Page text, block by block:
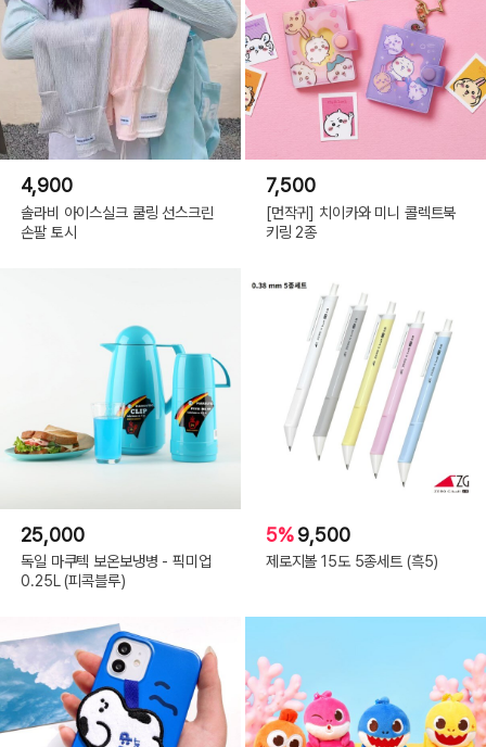
4,900
솔라비 아이스실크 쿨링 선스크린
손팔 토시
7,500
[먼작귀] 치이카와 미니 콜렉트북
키링 2종
25,000
독일 마쿠텍 보온보냉병 - 픽미업
0.25L (피콕블루)
5%9,500
제로지볼 15도 5종세트 (흑5)